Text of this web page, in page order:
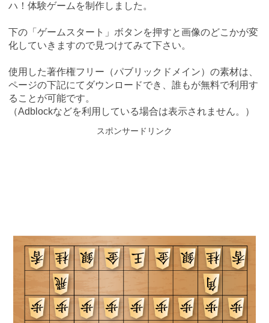
ハ！体験ゲームを制作しました。
下の「ゲームスタート」ボタンを押すと画像のどこかが変
化していきますので見つけてみて下さい。
使用した著作権フリー（パブリックドメイン）の素材は、
ページの下記にてダウンロードでき、誰もが無料で利用す
ることが可能です。
（Adblockなどを利用している場合は表示されません。）
スポンサードリンク